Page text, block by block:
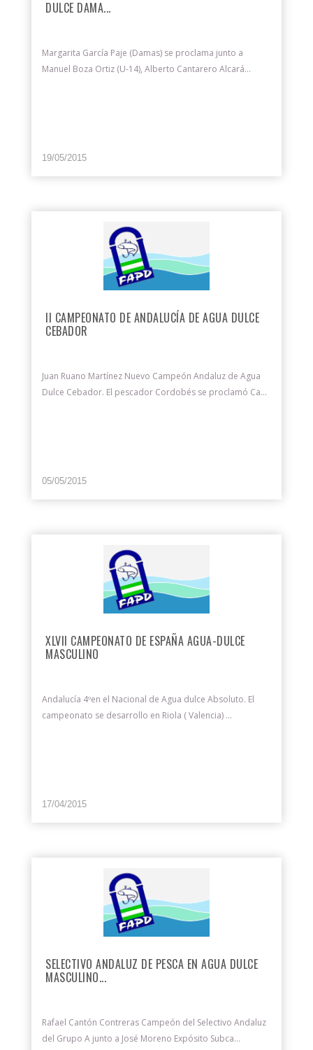
DULCE DAMA...
Margarita García Paje (Damas) se proclama junto a
Manuel Boza Ortiz (U-14), Alberto Cantarero Alcará...
19/05/2015
II CAMPEONATO DE ANDALUCÍA DE AGUA DULCE
CEBADOR
Juan Ruano Martínez Nuevo Campeón Andaluz de Agua
Dulce Cebador. El pescador Cordobés se proclamó Ca...
05/05/2015
XLVII CAMPEONATO DE ESPAÑA AGUA-DULCE
MASCULINO
Andalucía 4ºen el Nacional de Agua dulce Absoluto. El
campeonato se desarrollo en Riola ( Valencia) ...
17/04/2015
SELECTIVO ANDALUZ DE PESCA EN AGUA DULCE
MASCULINO...
Rafael Cantón Contreras Campeón del Selectivo Andaluz
del Grupo A junto a José Moreno Expósito Subca...